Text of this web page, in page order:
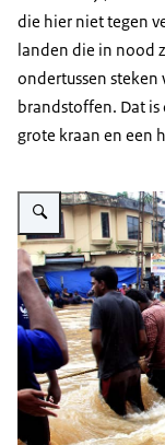
die hier niet tegen
landen die in nood
ondertussen steken
brandstoffen. Dat
grote kraan en een
Vergroot afbeelding